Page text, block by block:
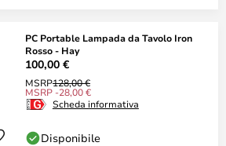
PC Portable Lampada da Tavolo Iron
Rosso - Hay
100,00 €
MSRP128,00 €
MSRP -28,00 €
Scheda informativa
Disponibile